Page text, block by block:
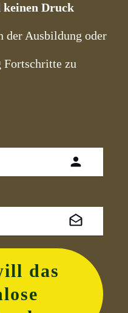
keinen Druck
der Ausbildung oder
Fortschritte zu
das